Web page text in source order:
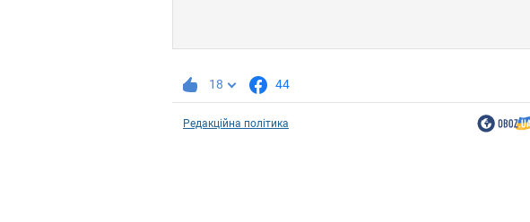
18 44
Редакційна політика